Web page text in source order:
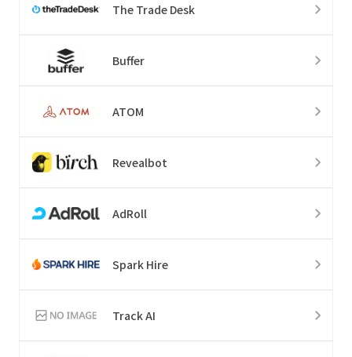
The Trade Desk
Buffer
ATOM
Revealbot
AdRoll
Spark Hire
Track AI